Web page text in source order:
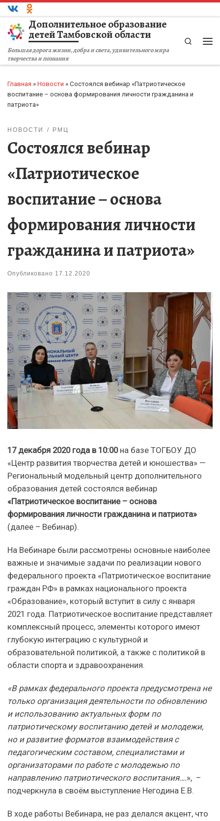
Перейти к содержимому
Дополнительное образование
детей Тамбовской области
Большая дорога жизни, добра и света, удивительного мира
творчества и познания
Search
Главная » Новости » Состоялся вебинар «Патриотическое
воспитание – основа формирования личности гражданина и
патриота»
НОВОСТИ РМЦ
Состоялся вебинар
«Патриотическое
воспитание – основа
формирования личности
гражданина и патриота»
Опубликовано 17.12.2020
17 декабря 2020 года в 10:00 на базе ТОГБОУ ДО
«Центр развития творчества детей и юношества» —
Региональный модельный центр дополнительного
образования детей состоялся вебинар
«Патриотическое воспитание – основа
формирования личности гражданина и патриота»
(далее – Вебинар).
На Вебинаре были рассмотрены основные наиболее
важные и значимые задачи по реализации нового
федерального проекта «Патриотическое воспитание
граждан РФ» в рамках национального проекта
«Образование», который вступит в силу с января
2021 года. Патриотическое воспитание представляет
комплексный процесс, элементы которого имеют
глубокую интеграцию с культурной и
образовательной политикой, а также с политикой в
области спорта и здравоохранения.
«Врамках федерального проекта предусмотрена не
только организация деятельности по обновлению
и использованию актуальных форм по
патриотическому воспитанию детей и молодежи,
но и развитие форматов взаимодействия с
педагогическим составом, специалистами и
организаторами по работе с молодежью по
направлению патриотического воспитания….», –
подчеркнула в своём выступление Негодина Е.В.
В ходе работы Вебинара, не раз делался акцент, что